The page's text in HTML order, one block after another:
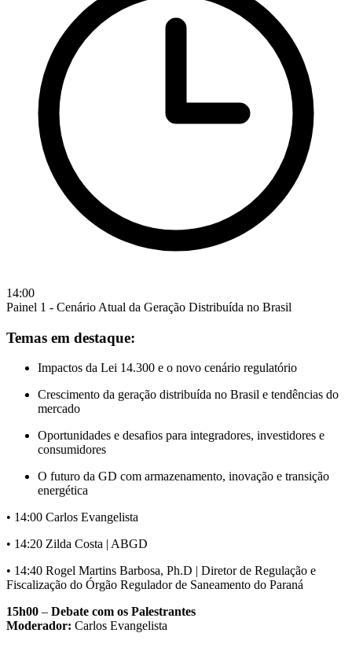
14:00
Painel 1 - Cenário Atual da Geração Distribuída no Brasil
Temas em destaque:
Impactos da Lei 14.300 e o novo cenário regulatório
Crescimento da geração distribuída no Brasil e tendências do
mercado
Oportunidades e desafios para integradores, investidores e
consumidores
O futuro da GD com armazenamento, inovação e transição
energética
• 14:00 Carlos Evangelista
• 14:20 Zilda Costa | ABGD
• 14:40 Rogel Martins Barbosa, Ph.D | Diretor de Regulação e
Fiscalização do Órgão Regulador de Saneamento do Paraná
15h00 – Debate com os Palestrantes
Moderador: Carlos Evangelista